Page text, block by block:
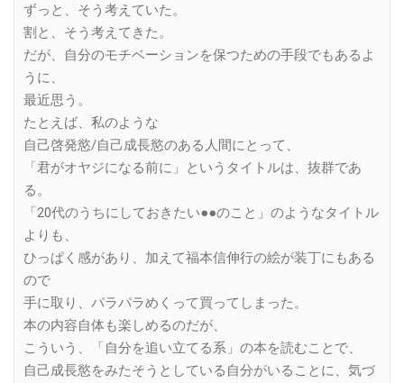
ずっと、そう考えていた。
割と、そう考えてきた。
だが、自分のモチベーションを保つための手段でもあるよ
うに、
最近思う。
たとえば、私のような
自己啓発慾/自己成長慾のある人間にとって、
「君がオヤジになる前に」というタイトルは、抜群であ
る。
「20代のうちにしておきたい●●のこと」のようなタイトル
よりも、
ひっぱく感があり、加えて福本信伸行の絵が装丁にもある
ので
手に取り、パラパラめくって買ってしまった。
本の内容自体も楽しめるのだが、
こういう、「自分を追い立てる系」の本を読むことで、
自己成長慾をみたそうとしている自分がいることに、気づ